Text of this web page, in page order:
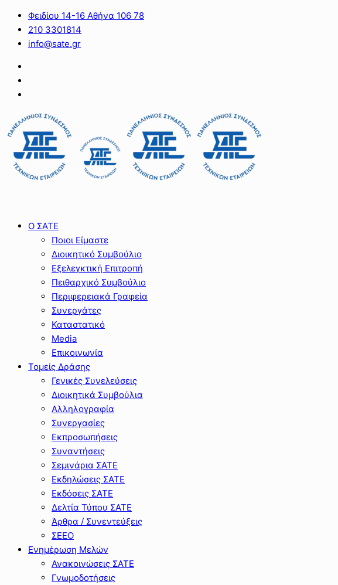
Φειδίου 14-16 Αθήνα 106 78
210 3301814
info@sate.gr
Ο ΣΑΤΕ
Ποιοι Είμαστε
Διοικητικό Συμβούλιο
Εξελεγκτική Επιτροπή
Πειθαρχικό Συμβούλιο
Περιφερειακά Γραφεία
Συνεργάτες
Καταστατικό
Media
Επικοινωνία
Τομείς Δράσης
Γενικές Συνελεύσεις
Διοικητικά Συμβούλια
Αλληλογραφία
Συνεργασίες
Εκπροσωπήσεις
Συναντήσεις
Σεμινάρια ΣΑΤΕ
Εκδηλώσεις ΣΑΤΕ
Εκδόσεις ΣΑΤΕ
Δελτία Τύπου ΣΑΤΕ
Άρθρα / Συνεντεύξεις
ΣΕΕΟ
Ενημέρωση Μελών
Ανακοινώσεις ΣΑΤΕ
Γνωμοδοτήσεις